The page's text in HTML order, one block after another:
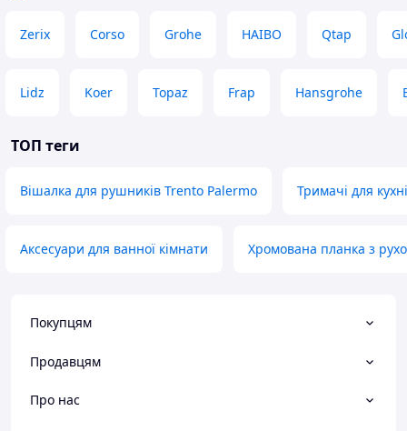
Zerix Corso Grohe HAIBO Qtap
Lidz Koer Topaz Frap Hansgrohe
ТОП теги
Вішалка для рушників Trento Palermo Тримачі для
Аксесуари для ванної кімнати Хромована планка з
Покупцям
Продавцям
Про нас